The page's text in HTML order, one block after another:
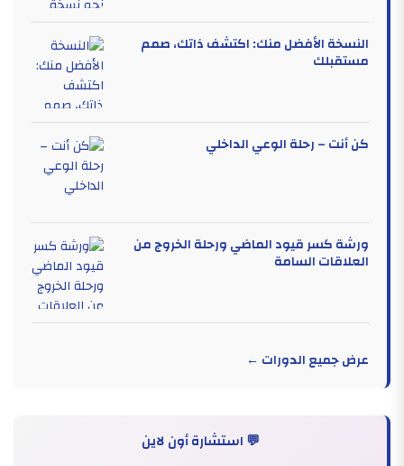
النسخة الأفضل منك: اكتشف ذاتك، صمم
مستقبلك
كن أنت – رحلة الوعي الداخلي
ورشة كسر قيود الماضي ورحلة الخروج من
العلاقات السامة
عرض جميع الدورات ←
💬 استشارة أون لاين